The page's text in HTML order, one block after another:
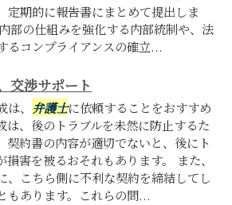
定期的に報告書にまとめて提出しま
部の仕組みを強化する内部統制や、法
るコンプライアンスの確立...
交渉サポート
、 弁護士に依頼することをおすすめ
は、後のトラブルを未然に防止するた
契約書の内容が適切でないと、後にト
害を被るおそれもあります。 また、
、こちら側に不利な契約を締結してし
もあります。これらの問...